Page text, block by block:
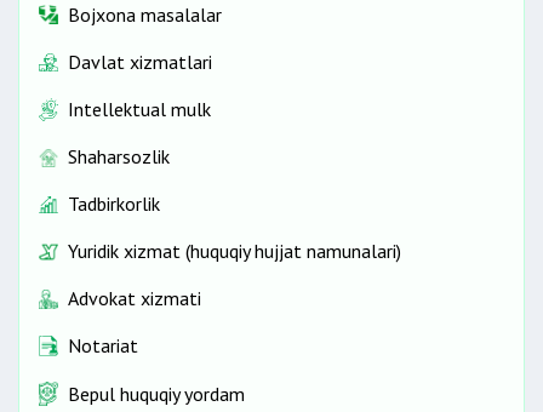
Bojxona masalalar
Davlat xizmatlari
Intellektual mulk
Shaharsozlik
Tadbirkorlik
Yuridik xizmat (huquqiy hujjat namunalari)
Advokat xizmati
Notariat
Bepul huquqiy yordam